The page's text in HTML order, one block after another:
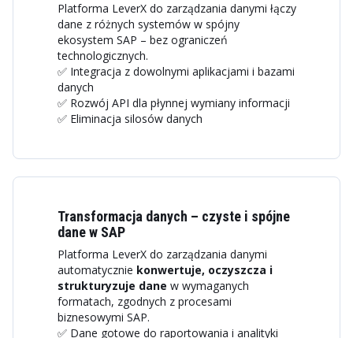
Platforma LeverX do zarządzania danymi łączy
dane z różnych systemów w spójny
ekosystem SAP – bez ograniczeń
technologicznych.
✅ Integracja z dowolnymi aplikacjami i bazami
danych
✅ Rozwój API dla płynnej wymiany informacji
✅ Eliminacja silosów danych
Transformacja danych – czyste i spójne
dane w SAP
Platforma LeverX do zarządzania danymi
automatycznie konwertuje, oczyszcza i
strukturyzuje dane w wymaganych
formatach, zgodnych z procesami
biznesowymi SAP.
✅ Dane gotowe do raportowania i analityki